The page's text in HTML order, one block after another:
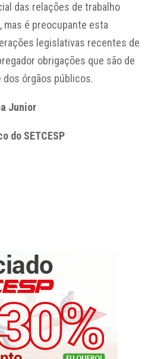
das relações de trabalho
mas é preocupante esta
legislativas recentes de
obrigações que são de
dos órgãos públicos.
Junior
do SETCESP